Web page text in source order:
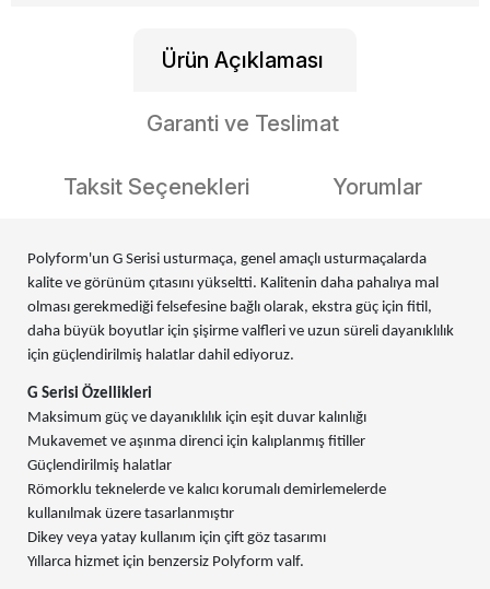
Ürün Açıklaması
Garanti ve Teslimat
Taksit Seçenekleri Yorumlar
Polyform'un G Serisi usturmaça, genel amaçlı usturmaçalarda
kalite ve görünüm çıtasını yükseltti. Kalitenin daha pahalıya mal
olması gerekmediği felsefesine bağlı olarak, ekstra güç için fitil,
daha büyük boyutlar için şişirme valfleri ve uzun süreli dayanıklılık
için güçlendirilmiş halatlar dahil ediyoruz.
G Serisi Özellikleri
Maksimum güç ve dayanıklılık için eşit duvar kalınlığı
Mukavemet ve aşınma direnci için kalıplanmış fitiller
Güçlendirilmiş halatlar
Römorklu teknelerde ve kalıcı korumalı demirlemelerde
kullanılmak üzere tasarlanmıştır
Dikey veya yatay kullanım için çift göz tasarımı
Yıllarca hizmet için benzersiz Polyform valf.